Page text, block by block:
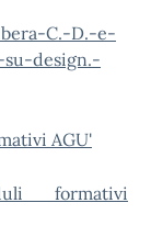
C.-D.-e-
design.-
AGU'
formativi